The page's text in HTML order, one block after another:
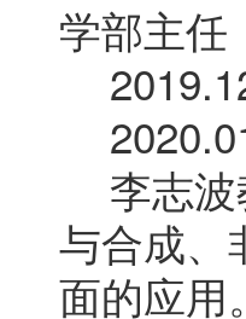
学部主任
李志
与合成、
面的应用